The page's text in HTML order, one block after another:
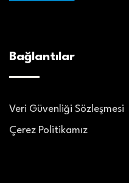
Bağlantılar
Veri Güvenliği Sözleşmesi
Çerez Politikamız